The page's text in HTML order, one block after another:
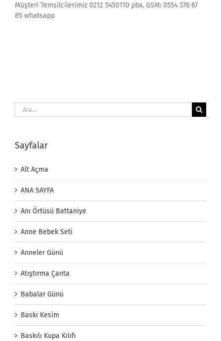
Müşteri Temsilcilerimiz 0212 5450110 pbx, GSM: 0554 576 67
85 whatsapp
Ara:
Sayfalar
Alt Açma
ANA SAYFA
Anı Örtüsü Battaniye
Anne Bebek Seti
Anneler Günü
Atıştırma Çanta
Babalar Günü
Baskı Kesim
Baskılı Kupa Kılıfı